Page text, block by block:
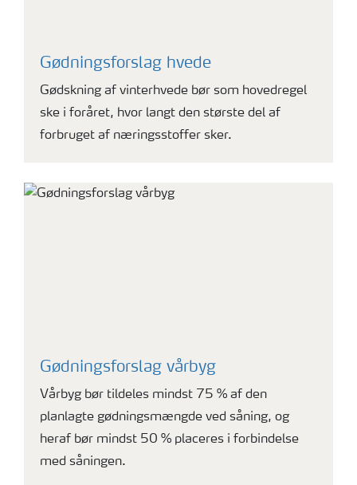
Gødningsforslag hvede
Gødskning af vinterhvede bør som hovedregel
ske i foråret, hvor langt den største del af
forbruget af næringsstoffer sker.
Gødningsforslag vårbyg
Vårbyg bør tildeles mindst 75 % af den
planlagte gødningsmængde ved såning, og
heraf bør mindst 50 % placeres i forbindelse
med såningen.